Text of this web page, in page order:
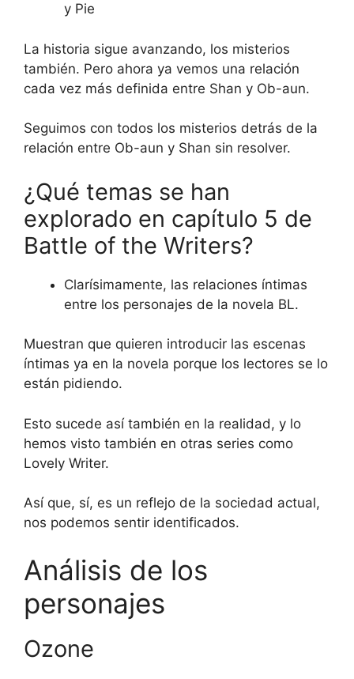
y Pie
La historia sigue avanzando, los misterios
también. Pero ahora ya vemos una relación
cada vez más definida entre Shan y Ob-aun.
Seguimos con todos los misterios detrás de la
relación entre Ob-aun y Shan sin resolver.
¿Qué temas se han
explorado en capítulo 5 de
Battle of the Writers?
Clarísimamente, las relaciones íntimas
entre los personajes de la novela BL.
Muestran que quieren introducir las escenas
íntimas ya en la novela porque los lectores se lo
están pidiendo.
Esto sucede así también en la realidad, y lo
hemos visto también en otras series como
Lovely Writer.
Así que, sí, es un reflejo de la sociedad actual,
nos podemos sentir identificados.
Análisis de los
personajes
Ozone